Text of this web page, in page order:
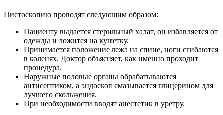
Цистоскопию проводят следующим образом:
Пациенту выдается стерильный халат, он избавляется от
одежды и ложится на кушетку.
Принимается положение лежа на спине, ноги сгибаются
в коленях. Доктор объясняет, как именно проходит
процедура.
Наружные половые органы обрабатываются
антисептиком, а эндоскоп смазывается глицерином для
лучшего скольжения.
При необходимости вводят анестетик в уретру.